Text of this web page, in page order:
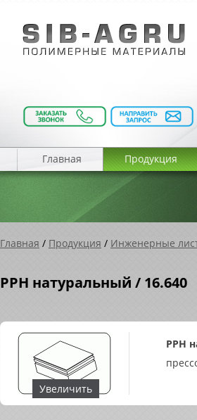
Главная Продукция
Главная / Продукция / Инженерные
PPH натуральный / 16.640
Увеличить
PPH